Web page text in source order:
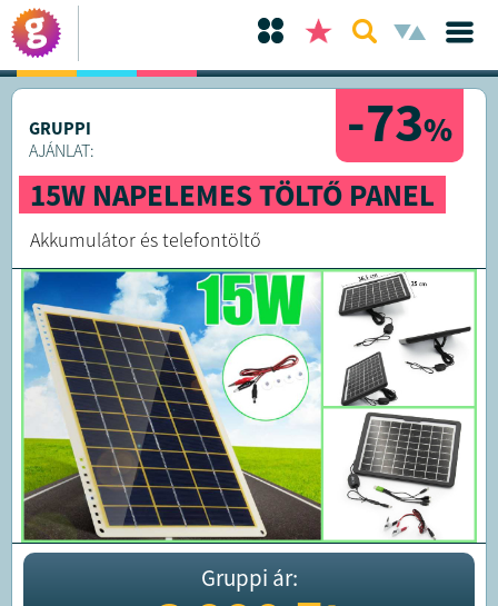
-73%
GRUPPI
AJÁNLAT:
15W NAPELEMES TÖLTŐ PANEL
Akkumulátor és telefontöltő
Gruppi ár: